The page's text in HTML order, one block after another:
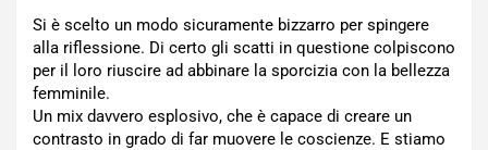
Si è scelto un modo sicuramente bizzarro per spingere
alla riflessione. Di certo gli scatti in questione colpiscono
per il loro riuscire ad abbinare la sporcizia con la bellezza
femminile.
Un mix davvero esplosivo, che è capace di creare un
contrasto in grado di far muovere le coscienze. E stiamo